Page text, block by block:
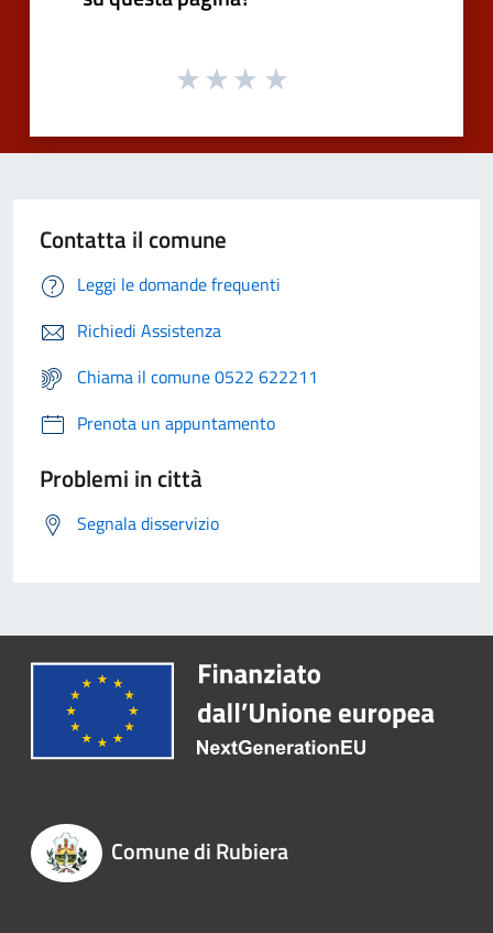
Contatta il comune
Leggi le domande frequenti
Richiedi Assistenza
Chiama il comune 0522 622211
Prenota un appuntamento
Problemi in città
Segnala disservizio
Comune di Rubiera